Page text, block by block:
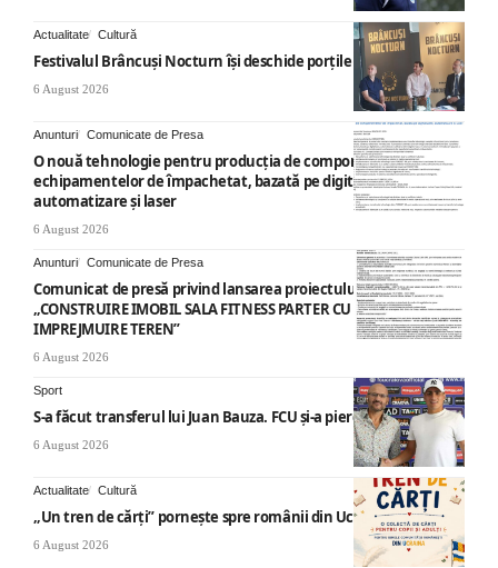
Actualitate Cultură
Festivalul Brâncuși Nocturn își deschide porțile la Târgu Jiu
6 August 2026
Anunturi Comunicate de Presa
O nouă tehnologie pentru producția de componente ale
echipamentelor de împachetat, bazată pe digitalizare,
automatizare și laser
6 August 2026
Anunturi Comunicate de Presa
Comunicat de presă privind lansarea proiectului cu titlul
„CONSTRUIRE IMOBIL SALA FITNESS PARTER CU SUPANTA SI
IMPREJMUIRE TEREN”
6 August 2026
Sport
S-a făcut transferul lui Juan Bauza. FCU și-a pierdut vedeta
6 August 2026
Actualitate Cultură
„Un tren de cărți” pornește spre românii din Ucraina
6 August 2026